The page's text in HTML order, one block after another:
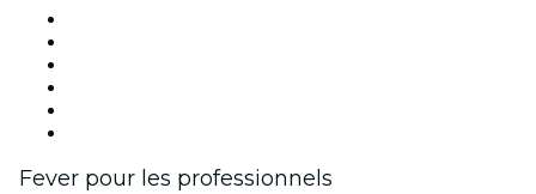
Fever pour les professionnels